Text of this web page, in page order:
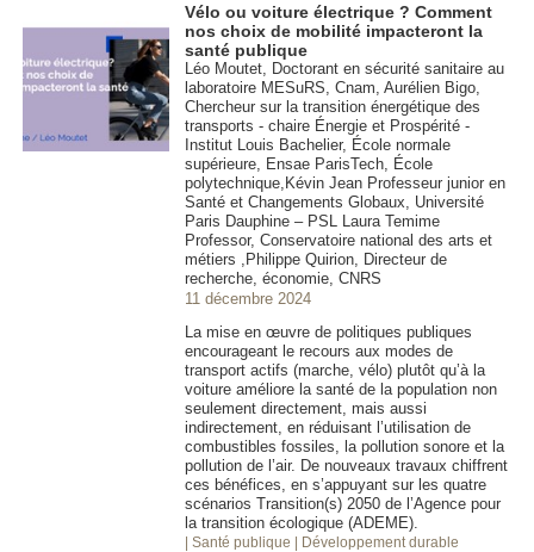
Vélo ou voiture électrique ? Comment
nos choix de mobilité impacteront la
santé publique
Léo Moutet, Doctorant en sécurité sanitaire au
laboratoire MESuRS, Cnam, Aurélien Bigo,
Chercheur sur la transition énergétique des
transports - chaire Énergie et Prospérité -
Institut Louis Bachelier, École normale
supérieure, Ensae ParisTech, École
polytechnique,Kévin Jean Professeur junior en
Santé et Changements Globaux, Université
Paris Dauphine – PSL Laura Temime
Professor, Conservatoire national des arts et
métiers ,Philippe Quirion, Directeur de
recherche, économie, CNRS
11 décembre 2024
La mise en œuvre de politiques publiques
encourageant le recours aux modes de
transport actifs (marche, vélo) plutôt qu’à la
voiture améliore la santé de la population non
seulement directement, mais aussi
indirectement, en réduisant l’utilisation de
combustibles fossiles, la pollution sonore et la
pollution de l’air. De nouveaux travaux chiffrent
ces bénéfices, en s’appuyant sur les quatre
scénarios Transition(s) 2050 de l’Agence pour
la transition écologique (ADEME).
| Santé publique | Développement durable